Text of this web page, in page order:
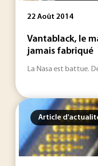
22 Août 2014
Vantablack, le
jamais fabriqué
La Nasa est battue.
Article